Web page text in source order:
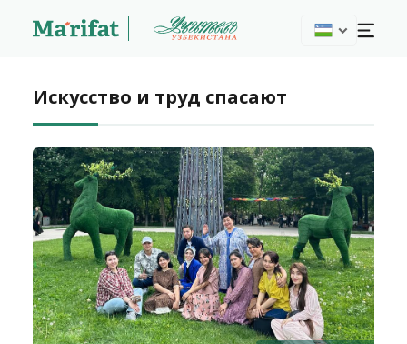
Искусство и труд спасают